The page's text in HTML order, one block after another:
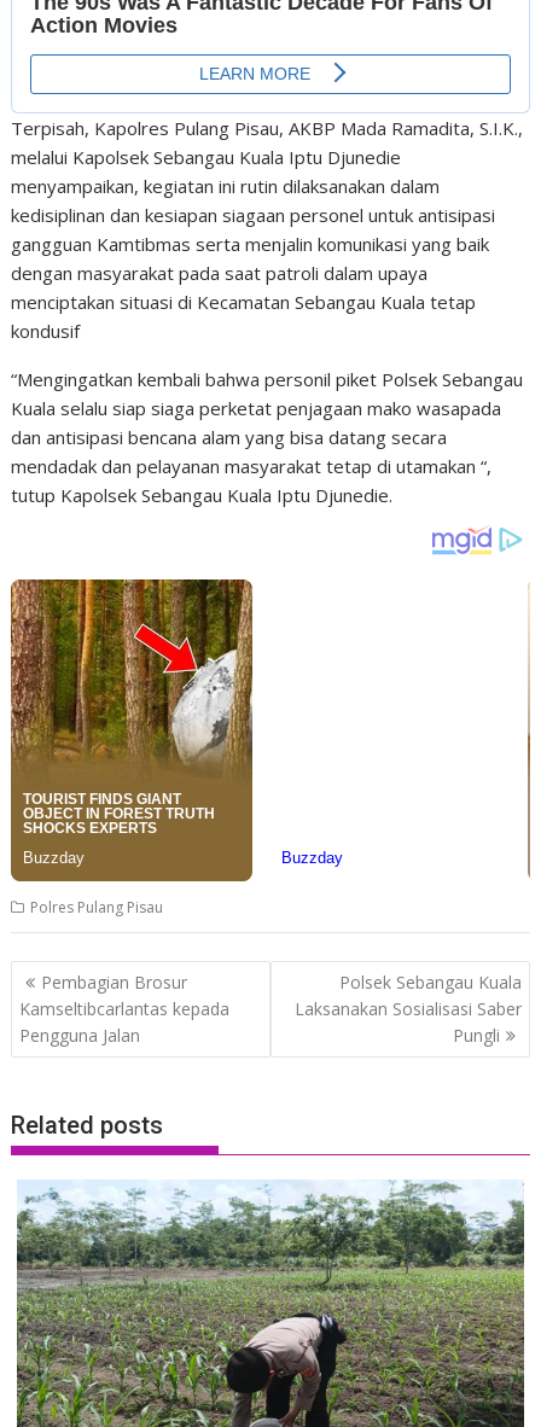
Terpisah, Kapolres Pulang Pisau, AKBP Mada Ramadita, S.I.K.,
melalui Kapolsek Sebangau Kuala Iptu Djunedie
menyampaikan, kegiatan ini rutin dilaksanakan dalam
kedisiplinan dan kesiapan siagaan personel untuk antisipasi
gangguan Kamtibmas serta menjalin komunikasi yang baik
dengan masyarakat pada saat patroli dalam upaya
menciptakan situasi di Kecamatan Sebangau Kuala tetap
kondusif
“Mengingatkan kembali bahwa personil piket Polsek Sebangau
Kuala selalu siap siaga perketat penjagaan mako wasapada
dan antisipasi bencana alam yang bisa datang secara
mendadak dan pelayanan masyarakat tetap di utamakan “,
tutup Kapolsek Sebangau Kuala Iptu Djunedie.
Polres Pulang Pisau
Post
navigation
Pembagian Brosur
Kamseltibcarlantas kepada
Pengguna Jalan
Polsek Sebangau Kuala
Laksanakan Sosialisasi Saber
Pungli
Related posts